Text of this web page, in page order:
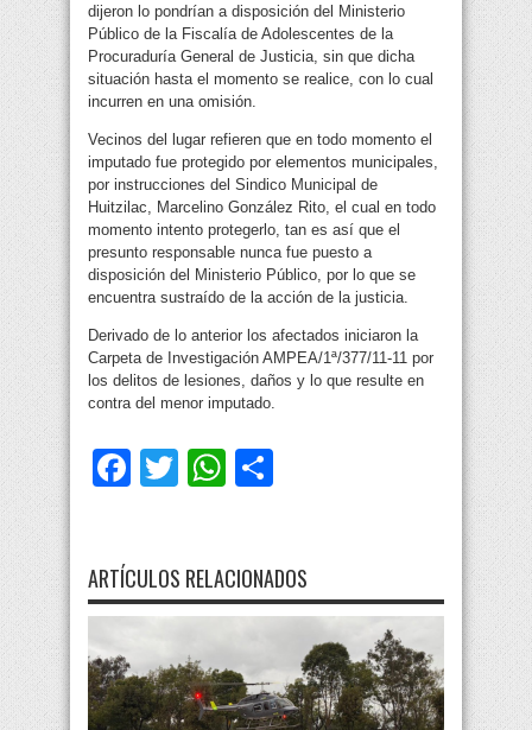
dijeron lo pondrían a disposición del Ministerio
Público de la Fiscalía de Adolescentes de la
Procuraduría General de Justicia, sin que dicha
situación hasta el momento se realice, con lo cual
incurren en una omisión.
Vecinos del lugar refieren que en todo momento el
imputado fue protegido por elementos municipales,
por instrucciones del Sindico Municipal de
Huitzilac, Marcelino González Rito, el cual en todo
momento intento protegerlo, tan es así que el
presunto responsable nunca fue puesto a
disposición del Ministerio Público, por lo que se
encuentra sustraído de la acción de la justicia.
Derivado de lo anterior los afectados iniciaron la
Carpeta de Investigación AMPEA/1ª/377/11-11 por
los delitos de lesiones, daños y lo que resulte en
contra del menor imputado.
Facebook
TwitterWhatsApp
ARTÍCULOS RELACIONADOS